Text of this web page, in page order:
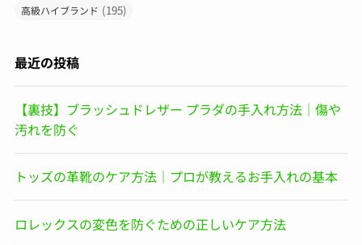
高級ハイブランド (195)
最近の投稿
【裏技】ブラッシュドレザー プラダの手入れ方法｜傷や
汚れを防ぐ
トッズの革靴のケア方法｜プロが教えるお手入れの基本
ロレックスの変色を防ぐための正しいケア方法